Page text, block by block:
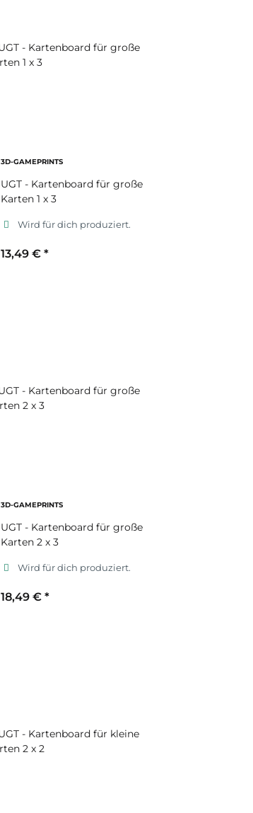
3D-GAMEPRINTS
UGT - Kartenboard für große
Karten 1 x 3
Wird für dich produziert.
13,49 € *
3D-GAMEPRINTS
UGT - Kartenboard für große
Karten 2 x 3
Wird für dich produziert.
18,49 € *